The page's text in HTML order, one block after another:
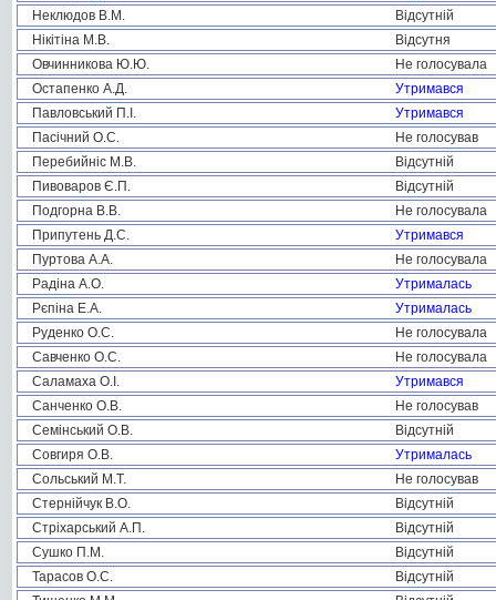
Неклюдов В.М.
Відсутній
Нікітіна М.В.
Відсутня
Овчинникова Ю.Ю.
Не голосувала
Остапенко А.Д.
Утримався
Павловський П.І.
Утримався
Пасічний О.С.
Не голосував
Перебийніс М.В.
Відсутній
Пивоваров Є.П.
Відсутній
Подгорна В.В.
Не голосувала
Припутень Д.С.
Утримався
Пуртова А.А.
Не голосувала
Радіна А.О.
Утрималась
Рєпіна Е.А.
Утрималась
Руденко О.С.
Не голосувала
Савченко О.С.
Не голосувала
Саламаха О.І.
Утримався
Санченко О.В.
Не голосував
Семінський О.В.
Відсутній
Совгиря О.В.
Утрималась
Сольський М.Т.
Не голосував
Стернійчук В.О.
Відсутній
Стріхарський А.П.
Відсутній
Сушко П.М.
Відсутній
Тарасов О.С.
Відсутній